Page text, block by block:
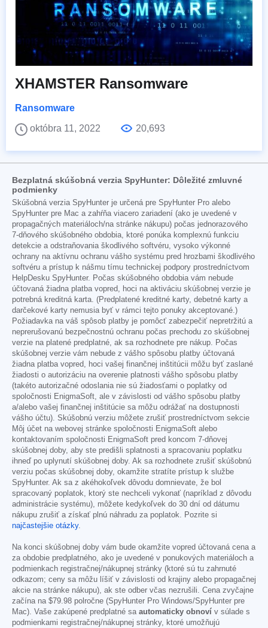
XHAMSTER Ransomware
Ransomware
októbra 11, 2022
20,693
Bezplatná skúšobná verzia SpyHunter: Dôležité zmluvné
podmienky
Skúšobná verzia SpyHunter je určená pre SpyHunter Pro alebo
SpyHunter pre Mac a zahŕňa viacero zariadení (ako je uvedené v
propagačných materiáloch/na stránke nákupu) počas jednorazového
7-dňového skúšobného obdobia, ktoré ponúka komplexnú funkciu
detekcie a odstraňovania škodlivého softvéru, vysoko výkonné
ochrany na aktívnu ochranu vášho systému pred hrozbami škodlivého
softvéru a prístup k nášmu tímu technickej podpory prostredníctvom
HelpDesku SpyHunter. Počas skúšobného obdobia vám nebude
účtovaná žiadna platba vopred, hoci na aktiváciu skúšobnej verzie je
potrebná kreditná karta. (Predplatené kreditné karty, debetné karty a
darčekové karty nemusia byť v rámci tejto ponuky akceptované.)
Požiadavka na váš spôsob platby je pomôcť zabezpečiť nepretržitú a
neprerušovanú bezpečnostnú ochranu počas prechodu zo skúšobnej
verzie na platené predplatné, ak sa rozhodnete pre nákup. Počas
skúšobnej verzie vám nebude z vášho spôsobu platby účtovaná
žiadna platba vopred, hoci vašej finančnej inštitúcii môžu byť zaslané
žiadosti o autorizáciu na overenie platnosti vášho spôsobu platby
(takéto autorizačné odoslania nie sú žiadosťami o poplatky od
spoločnosti EnigmaSoft, ale v závislosti od vášho spôsobu platby
a/alebo vašej finančnej inštitúcie sa môžu odrážať na dostupnosti
vášho účtu). Skúšobnú verziu môžete zrušiť prostredníctvom sekcie
Môj účet na webovej stránke spoločnosti EnigmaSoft alebo
kontaktovaním spoločnosti EnigmaSoft pred koncom 7-dňovej
skúšobnej doby, aby ste predišli splatnosti a spracovaniu poplatku
ihneď po uplynutí skúšobnej doby. Ak sa rozhodnete zrušiť skúšobnú
verziu počas skúšobnej doby, okamžite stratíte prístup k službe
SpyHunter. Ak sa z akéhokoľvek dôvodu domnievate, že bol
spracovaný poplatok, ktorý ste nechceli vykonať (napríklad z dôvodu
administrácie systému), môžete kedykoľvek do 30 dní od dátumu
nákupu zrušiť a získať plnú náhradu za poplatok. Pozrite si
najčastejšie otázky.
Na konci skúšobnej doby vám bude okamžite vopred účtovaná cena a
za obdobie predplatného, ako je uvedené v ponukových materiáloch a
podmienkach registračnej/nákupnej stránky (ktoré sú tu zahrnuté
odkazom; ceny sa môžu líšiť v závislosti od krajiny alebo propagačnej
akcie na stránke nákupu), ak ste odber včas nezrušili. Cena zvyčajne
začína na $79.98 polročne (SpyHunter Pro Windows/SpyHunter pre
Mac). Vaše zakúpené predplatné sa automaticky obnoví v súlade s
podmienkami registračnej/nákupnej stránky, ktoré umožňujú